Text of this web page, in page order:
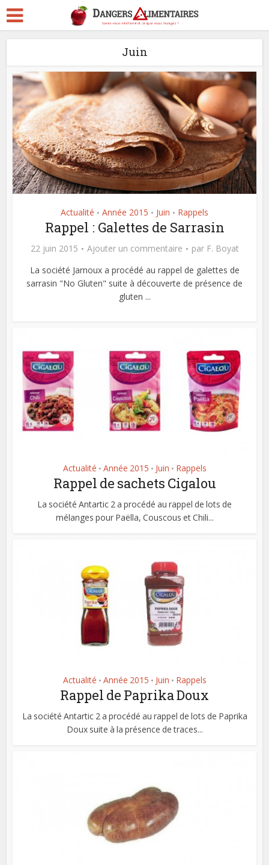
Juin
Actualité • Année 2015 • Juin • Rappels
Rappel : Galettes de Sarrasin
22 juin 2015 Ajouter un commentaire par F. Boyat
La société Jarnoux a procédé au rappel de galettes de
sarrasin "No Gluten" suite à découverte de présence de
gluten ...
Actualité • Année 2015 • Juin • Rappels
Rappel de sachets Cigalou
La société Antartic 2 a procédé au rappel de lots de
mélanges pour Paëlla, Couscous et Chili...
Actualité • Année 2015 • Juin • Rappels
Rappel de Paprika Doux
La société Antartic 2 a procédé au rappel de lots de Paprika
Doux suite à la présence de traces...